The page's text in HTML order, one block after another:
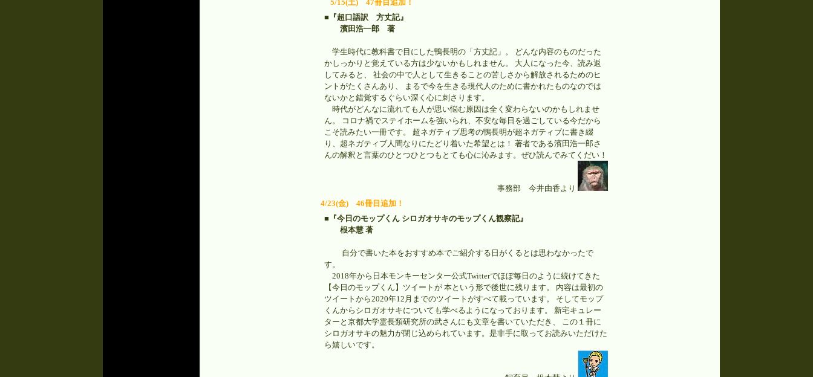
5/15(土) 47冊目追加！
■『超口語訳 方丈記』
濱田浩一郎 著
学生時代に教科書で目にした鴨長明の「方丈記」。 どんな内容のものだった
かしっかりと覚えている方は少ないかもしれません。 大人になった今、読み返
してみると、 社会の中で人として生きることの苦しさから解放されるためのヒ
ントがたくさんあり、 まるで今を生きる現代人のために書かれたものなのでは
ないかと錯覚するぐらい深く心に刺さります。
時代がどんなに流れても人が思い悩む原因は全く変わらないのかもしれませ
ん。 コロナ禍でステイホームを強いられ、不安な毎日を過ごしている今だから
こそ読みたい一冊です。 超ネガティブ思考の鴨長明が超ネガティブに書き綴
り、超ネガティブ人間なりにたどり着いた希望とは！ 著者である濱田浩一郎さ
んの解釈と言葉のひとつひとつもとても心に沁みます。ぜひ読んでみてくだい！
事務部 今井由香より
4/23(金) 46冊目追加！
■『今日のモップくん シロガオサキのモップくん観察記』
根本慧 著
自分で書いた本をおすすめ本でご紹介する日がくるとは思わなかったで
す。
2018年から日本モンキーセンター公式Twitterでほぼ毎日のように続けてきた
【今日のモップくん】ツイートが 本という形で後世に残ります。 内容は最初の
ツイートから2020年12月までのツイートがすべて載っています。 そしてモップ
くんからシロガオサキについても学べるようになっております。 新宅キュレー
ターと京都大学霊長類研究所の武さんにも文章を書いていただき、 この１冊に
シロガオサキの魅力が閉じ込められています。是非手に取ってお読みいただけた
ら嬉しいです。